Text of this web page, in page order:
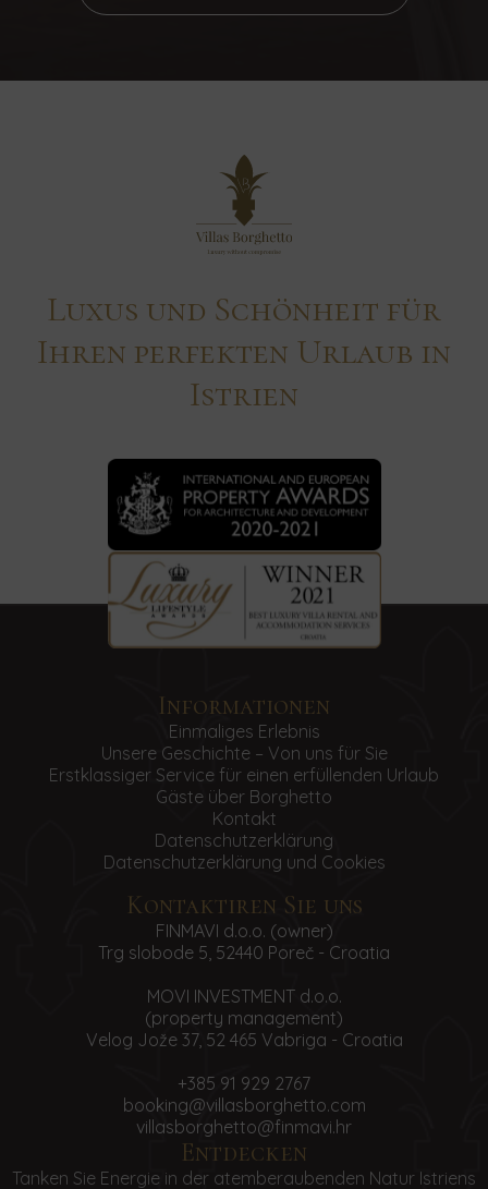
Luxus und Schönheit für
Ihren perfekten Urlaub in
Istrien
Informationen
Einmaliges Erlebnis
Unsere Geschichte – Von uns für Sie
Erstklassiger Service für einen erfüllenden Urlaub
Gäste über Borghetto
Kontakt
Datenschutzerklärung
Datenschutzerklärung und Cookies
Kontaktiren Sie uns
FINMAVI d.o.o. (owner)
Trg slobode 5, 52440 Poreč - Croatia
MOVI INVESTMENT d.o.o.
(property management)
Velog Jože 37, 52 465 Vabriga - Croatia
+385 91 929 2767
booking@villasborghetto.com
villasborghetto@finmavi.hr
Entdecken
Tanken Sie Energie in der atemberaubenden Natur Istriens